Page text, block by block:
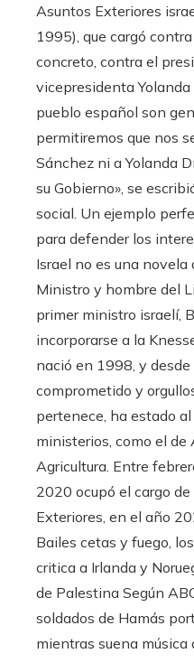
Asuntos Exteriores
1995), que cargó
concreto, contra el
vicepresidenta Yolanda
pueblo español son
permitiremos que nos
Sánchez ni a Yolanda
su Gobierno», se
social. Un ejemplo
para defender los
Israel no es una novela
Ministro y hombre del
primer ministro israelí,
incorporarse a la
nació en 1998, y
comprometido y
pertenece, ha estado
ministerios, como el de
Agricultura. Entre
2020 ocupó el cargo
Exteriores, en el año
Bailes cetas y fuego,
critica a Irlanda y
de Palestina Según
soldados de Hamás
mientras suena música